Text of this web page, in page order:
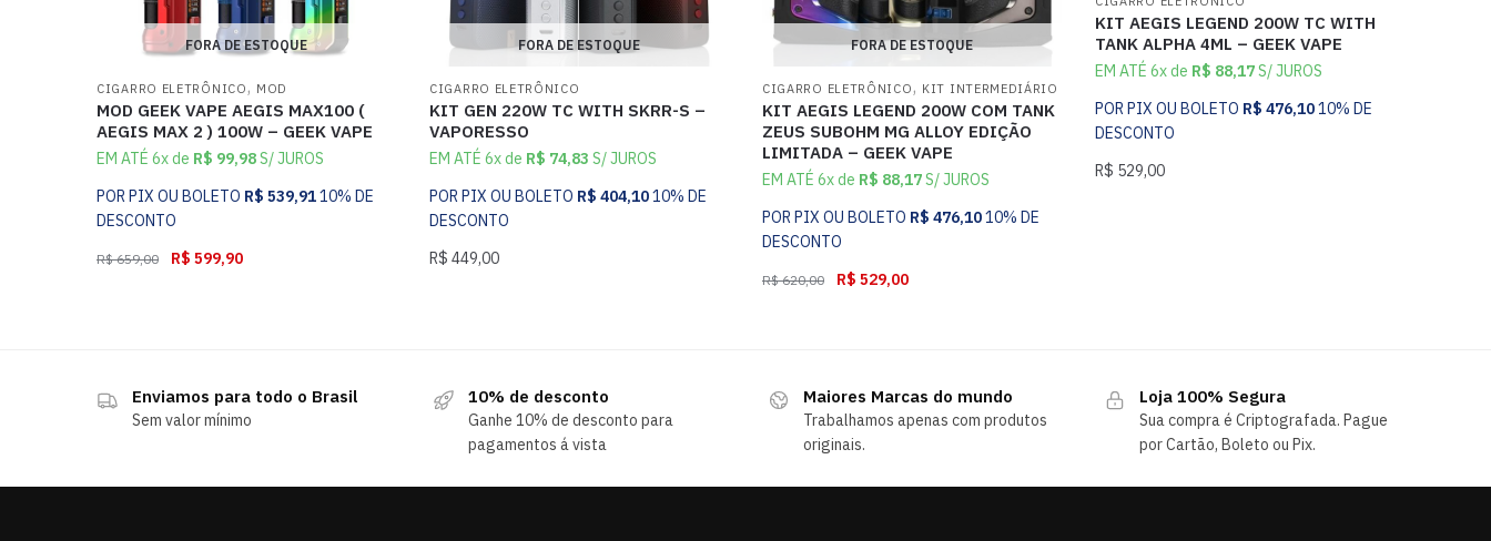
FORA DE ESTOQUE
CIGARRO ELETRÔNICO, MOD
MOD GEEK VAPE AEGIS MAX100 (
AEGIS MAX 2 ) 100W – GEEK VAPE
EM ATÉ 6x de R$ 99,98S/ JUROS
POR PIX OU BOLETO R$ 539,9110% DE
DESCONTO
R$659,00 R$ 599,90
FORA DE ESTOQUE
CIGARRO ELETRÔNICO
KIT GEN 220W TC WITH SKRR-S –
VAPORESSO
EM ATÉ 6x de R$ 74,83 S/ JUROS
POR PIX OU BOLETO R$ 404,1010% DE
DESCONTO
R$ 449,00
FORA DE ESTOQUE
CIGARRO ELETRÔNICO, KIT INTERMEDIÁRIO
KIT AEGIS LEGEND 200W COM TANK
ZEUS SUBOHM MG ALLOY EDIÇÃO
LIMITADA – GEEK VAPE
EM ATÉ 6x de R$ 88,17S/ JUROS
POR PIX OU BOLETO R$ 476,1010% DE
DESCONTO
R$620,00 R$ 529,00
KIT AEGIS LEGEND 200W TC WITH
TANK ALPHA 4ML – GEEK VAPE
EM ATÉ 6x de R$ 88,17S/ JUROS
POR PIX OU BOLETO R$ 476,1010% DE
DESCONTO
R$ 529,00
Enviamos para todo o Brasil
Sem valor mínimo
10% de desconto
Ganhe 10% de desconto para
pagamentos á vista
Maiores Marcas do mundo
Trabalhamos apenas com produtos
originais.
Loja 100% Segura
Sua compra é Criptografada. Pague
por Cartão, Boleto ou Pix.